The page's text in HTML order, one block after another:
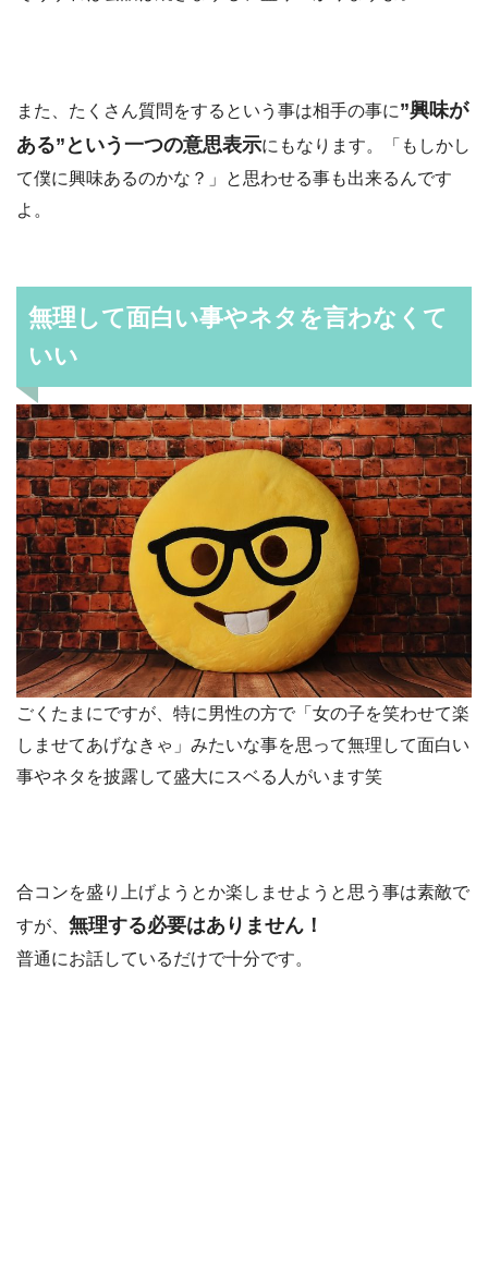
また、たくさん質問をするという事は相手の事に”興味が
ある”という一つの意思表示にもなります。「もしかし
て僕に興味あるのかな？」と思わせる事も出来るんです
よ。
無理して面白い事やネタを言わなくて
いい
ごくたまにですが、特に男性の方で「女の子を笑わせて楽
しませてあげなきゃ」みたいな事を思って無理して面白い
事やネタを披露して盛大にスベる人がいます笑
合コンを盛り上げようとか楽しませようと思う事は素敵で
すが、 無理する必要はありません！
普通にお話しているだけで十分です。